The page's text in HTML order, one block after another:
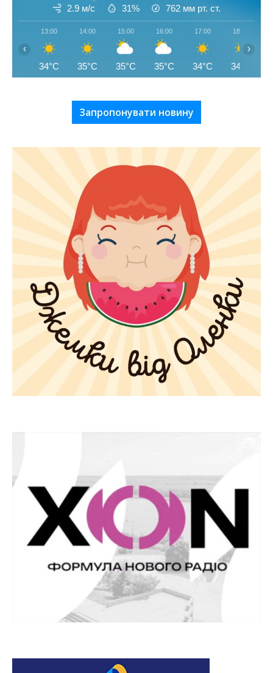
2.9 м/с 31% 762 мм рт. ст.
13:00
34°C
14:00
35°C
15:00
35°C
16:00
35°C
17:00
34°C
18:00
34°C
‹ ›
Запропонувати новину